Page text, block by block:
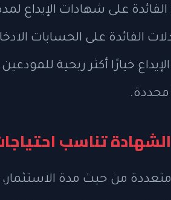
على شهادات الإيداع
خيارًا أكثر ربحية
محددة.
تناسب
من حيث مدة الاستثمار،